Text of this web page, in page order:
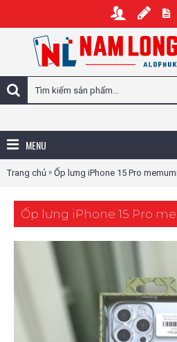
MENU
Trang chủ » Ốp lưng iPhone 15 Pro